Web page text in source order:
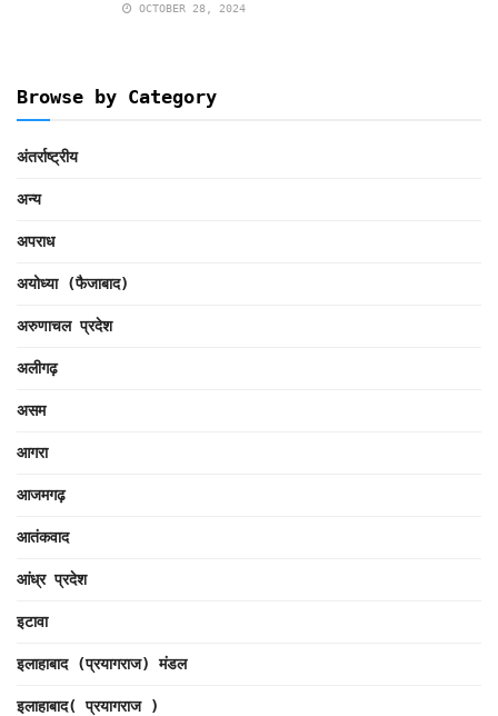
OCTOBER 28, 2024
Browse by Category
अंतर्राष्ट्रीय
अन्य
अपराध
अयोध्या (फैजाबाद)
अरुणाचल प्रदेश
अलीगढ़
असम
आगरा
आजमगढ़
आतंकवाद
आंध्र प्रदेश
इटावा
इलाहाबाद (प्रयागराज) मंडल
इलाहाबाद( प्रयागराज )